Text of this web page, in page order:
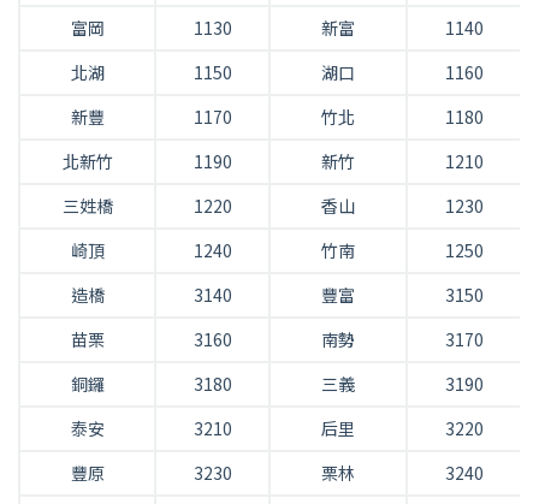
富岡
1130 新富
1140
北湖
1150 湖口
1160
新豐
1170 竹北
1180
北新竹
1190 新竹
1210
三姓橋
1220 香山
1230
崎頂
1240 竹南
1250
造橋
3140 豐富
3150
苗栗
3160 南勢
3170
銅鑼
3180 三義
3190
泰安
3210 后里
3220
豐原
3230 栗林
3240